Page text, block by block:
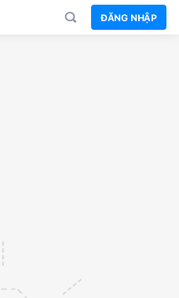
ĐĂNG NHẬP